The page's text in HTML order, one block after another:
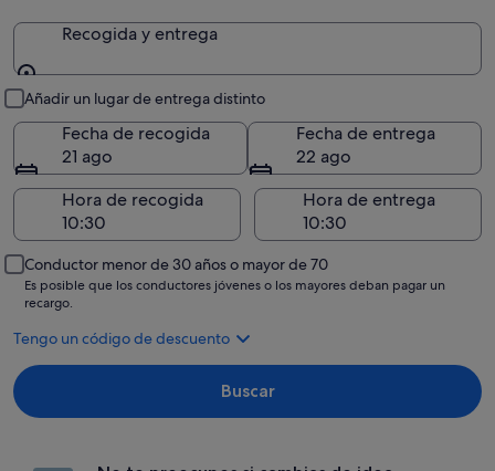
Recogida y entrega
Añadir un lugar de entrega distinto
Fecha de recogida
21 ago
Fecha de entrega
22 ago
Hora de recogida
Hora de entrega
Conductor menor de 30 años o mayor de 70
Es posible que los conductores jóvenes o los mayores deban pagar un
recargo.
Tengo un código de descuento
Buscar